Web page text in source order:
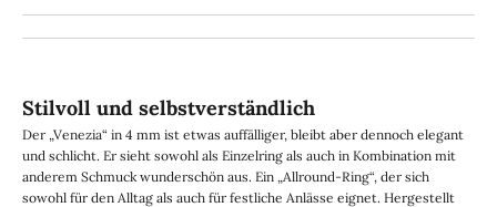
Stilvoll und selbstverständlich
Der „Venezia“ in 4 mm ist etwas auffälliger, bleibt aber dennoch elegant
und schlicht. Er sieht sowohl als Einzelring als auch in Kombination mit
anderem Schmuck wunderschön aus. Ein „Allround-Ring“, der sich
sowohl für den Alltag als auch für festliche Anlässe eignet. Hergestellt